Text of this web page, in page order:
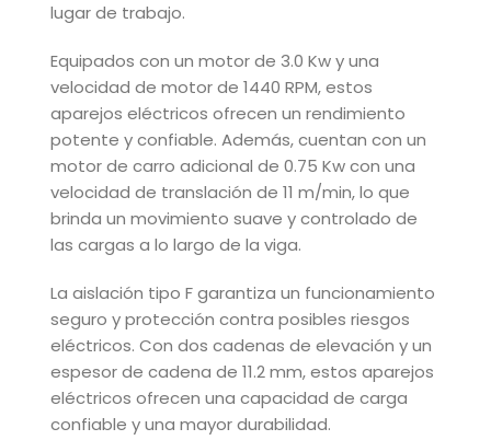
lugar de trabajo.
Equipados con un motor de 3.0 Kw y una
velocidad de motor de 1440 RPM, estos
aparejos eléctricos ofrecen un rendimiento
potente y confiable. Además, cuentan con un
motor de carro adicional de 0.75 Kw con una
velocidad de translación de 11 m/min, lo que
brinda un movimiento suave y controlado de
las cargas a lo largo de la viga.
La aislación tipo F garantiza un funcionamiento
seguro y protección contra posibles riesgos
eléctricos. Con dos cadenas de elevación y un
espesor de cadena de 11.2 mm, estos aparejos
eléctricos ofrecen una capacidad de carga
confiable y una mayor durabilidad.